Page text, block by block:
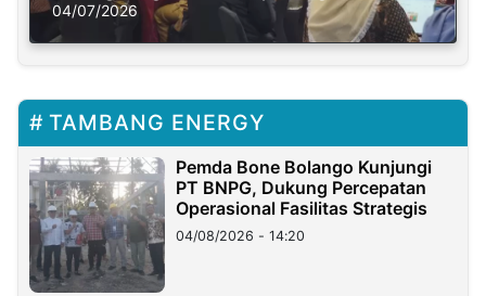
Solusi Krisis Iklim
04/07/2026
TAMBANG ENERGY
Pemda Bone Bolango Kunjungi
PT BNPG, Dukung Percepatan
Operasional Fasilitas Strategis
04/08/2026 - 14:20